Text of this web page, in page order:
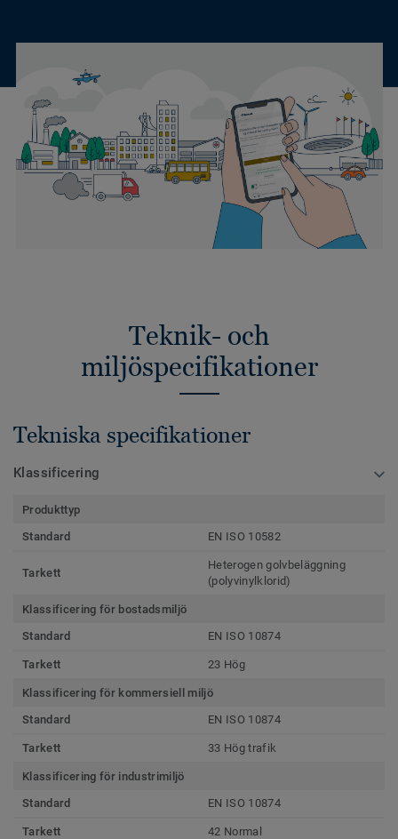
Teknik- och
miljöspecifikationer
Tekniska specifikationer
Klassificering
Produkttyp
Standard
EN ISO 10582
Tarkett
Heterogen golvbeläggning
(polyvinylklorid)
Klassificering för bostadsmiljö
Standard
EN ISO 10874
Tarkett 23 Hög
Klassificering för kommersiell miljö
Standard
EN ISO 10874
Tarkett 33 Hög trafik
Klassificering för industrimiljö
Standard
EN ISO 10874
Tarkett 42 Normal